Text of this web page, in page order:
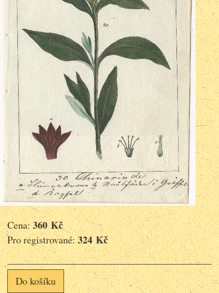
Cena:360 Kč
Pro registrované:324 Kč
Do košíku